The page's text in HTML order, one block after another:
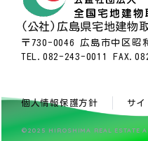
(公社)広島県宅地建物
〒730-0046 広島市中区昭
TEL.082-243-0011
個人情報保護方針 サイ
©2025 HIROSHIMA REAL ESTATE